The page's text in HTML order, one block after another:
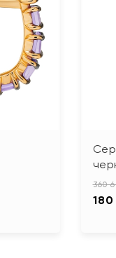
360
180